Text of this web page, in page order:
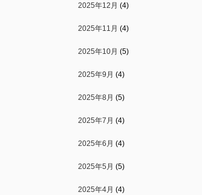
2025年12月 (4)
2025年11月 (4)
2025年10月 (5)
2025年9月 (4)
2025年8月 (5)
2025年7月 (4)
2025年6月 (4)
2025年5月 (5)
2025年4月 (4)